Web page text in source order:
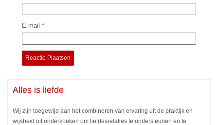
E-mail *
Alles is liefde
Wij zijn toegewijd aan het combineren van ervaring uit de praktijk en
wijsheid uit onderzoeken om liefdesrelaties te ondersteunen en te